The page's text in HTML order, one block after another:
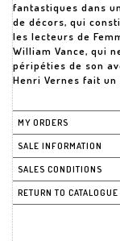
fantastiques dans
de décors, qui
les lecteurs de
William Vance, qui
péripéties de son
Henri Vernes fait
MY ORDERS
SALE INFORMATION
SALES CONDITIONS
RETURN TO CATALOGUE